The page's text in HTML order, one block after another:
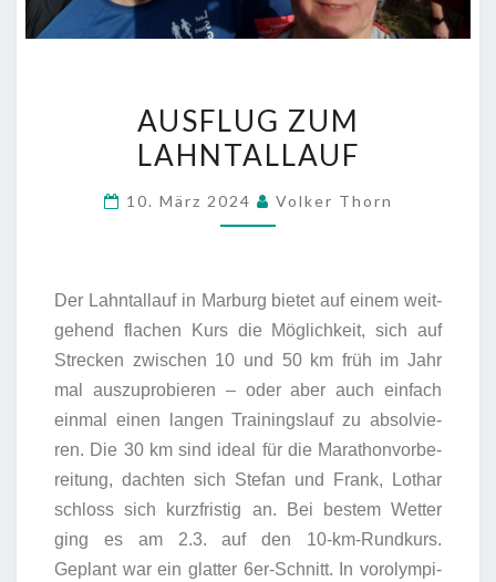
AUS­FLUG ZUM
LAHNTALLAUF
10. März 2024 Volker Thorn
Der Lahn­tall­auf in Mar­burg bie­tet auf einem weit­
ge­hend fla­chen Kurs die Mög­lich­keit, sich auf
Stre­cken zwi­schen 10 und 50 km früh im Jahr
mal aus­zu­pro­bie­ren – oder aber auch ein­fach
ein­mal einen lan­gen Trai­nings­lauf zu absol­vie­
ren. Die 30 km sind ide­al für die Mara­thon­vor­be­
rei­tung, dach­ten sich Ste­fan und Frank, Lothar
schloss sich kurz­fris­tig an. Bei bes­tem Wet­ter
ging es am 2.3. auf den 10-km-Rund­kurs.
Geplant war ein glat­ter 6er-Schnitt. In vor­olym­pi­